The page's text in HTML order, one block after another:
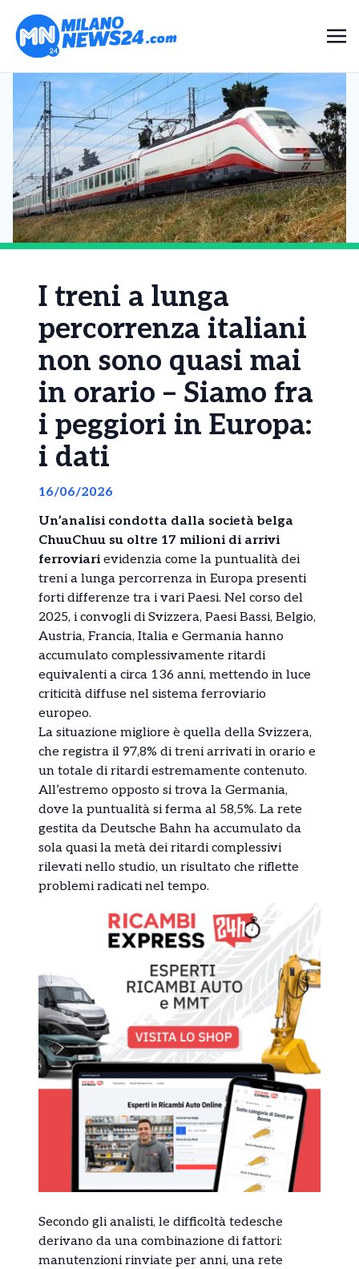
I treni a lunga
percorrenza italiani
non sono quasi mai
in orario – Siamo fra
i peggiori in Europa:
i dati
16/06/2026
Un’analisi condotta dalla società belga
ChuuChuu su oltre 17 milioni di arrivi
ferroviari evidenzia come la puntualità dei
treni a lunga percorrenza in Europa presenti
forti differenze tra i vari Paesi. Nel corso del
2025, i convogli di Svizzera, Paesi Bassi, Belgio,
Austria, Francia, Italia e Germania hanno
accumulato complessivamente ritardi
equivalenti a circa 136 anni, mettendo in luce
criticità diffuse nel sistema ferroviario
europeo.
La situazione migliore è quella della Svizzera,
che registra il 97,8% di treni arrivati in orario e
un totale di ritardi estremamente contenuto.
All’estremo opposto si trova la Germania,
dove la puntualità si ferma al 58,5%. La rete
gestita da Deutsche Bahn ha accumulato da
sola quasi la metà dei ritardi complessivi
rilevati nello studio, un risultato che riflette
problemi radicati nel tempo.
Secondo gli analisti, le difficoltà tedesche
derivano da una combinazione di fattori:
manutenzioni rinviate per anni, una rete